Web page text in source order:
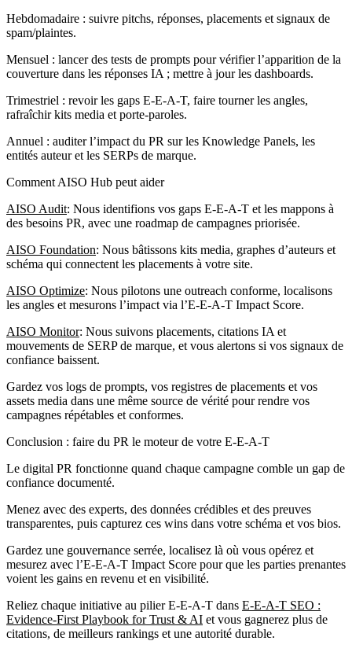
Hebdomadaire : suivre pitchs, réponses, placements et signaux de
spam/plaintes.
Mensuel : lancer des tests de prompts pour vérifier l’apparition de la
couverture dans les réponses IA ; mettre à jour les dashboards.
Trimestriel : revoir les gaps E‑E‑A‑T, faire tourner les angles,
rafraîchir kits media et porte‑paroles.
Annuel : auditer l’impact du PR sur les Knowledge Panels, les
entités auteur et les SERPs de marque.
Comment AISO Hub peut aider
AISO Audit: Nous identifions vos gaps E‑E‑A‑T et les mappons à
des besoins PR, avec une roadmap de campagnes priorisée.
AISO Foundation: Nous bâtissons kits media, graphes d’auteurs et
schéma qui connectent les placements à votre site.
AISO Optimize: Nous pilotons une outreach conforme, localisons
les angles et mesurons l’impact via l’E‑E‑A‑T Impact Score.
AISO Monitor: Nous suivons placements, citations IA et
mouvements de SERP de marque, et vous alertons si vos signaux de
confiance baissent.
Gardez vos logs de prompts, vos registres de placements et vos
assets media dans une même source de vérité pour rendre vos
campagnes répétables et conformes.
Conclusion : faire du PR le moteur de votre E-E-A-T
Le digital PR fonctionne quand chaque campagne comble un gap de
confiance documenté.
Menez avec des experts, des données crédibles et des preuves
transparentes, puis capturez ces wins dans votre schéma et vos bios.
Gardez une gouvernance serrée, localisez là où vous opérez et
mesurez avec l’E‑E‑A‑T Impact Score pour que les parties prenantes
voient les gains en revenu et en visibilité.
Reliez chaque initiative au pilier E‑E‑A‑T dans E-E-A-T SEO :
Evidence-First Playbook for Trust & AI et vous gagnerez plus de
citations, de meilleurs rankings et une autorité durable.